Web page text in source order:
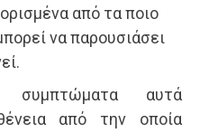
από τα ποιο
να παρουσιάσει
αυτά
από την οποία